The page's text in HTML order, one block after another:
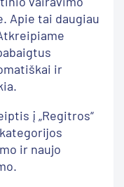
Apie tai daugiau
ir
į „Regitros“
ir naujo